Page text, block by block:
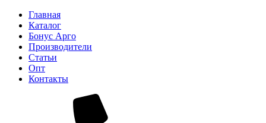
Главная
Каталог
Бонус Арго
Производители
Статьи
Опт
Контакты